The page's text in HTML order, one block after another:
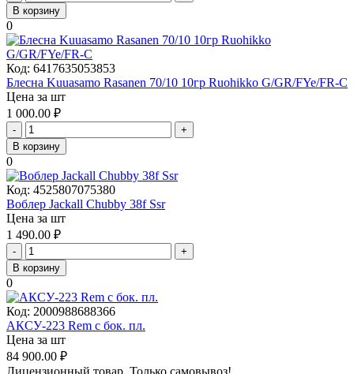
В корзину
0
Код: 6417635053853
Блесна Kuuasamo Rasanen 70/10 10гр Ruohikko G/GR/FYe/FR-C
Цена за шт
1 000.00 ₽
-
+
В корзину
0
Код: 4525807075380
Воблер Jackall Chubby 38f Ssr
Цена за шт
1 490.00 ₽
-
+
В корзину
0
Код: 2000988688366
АКСУ-223 Rem с бок. пл.
Цена за шт
84 900.00 ₽
Лицензионный товар. Только самовывоз!